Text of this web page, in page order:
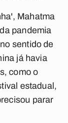
Mahatma
pandemia
sentido de
já havia
como o
estadual,
parar